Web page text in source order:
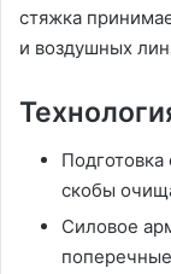
стяжка
и воздушных
скобы
Силовое